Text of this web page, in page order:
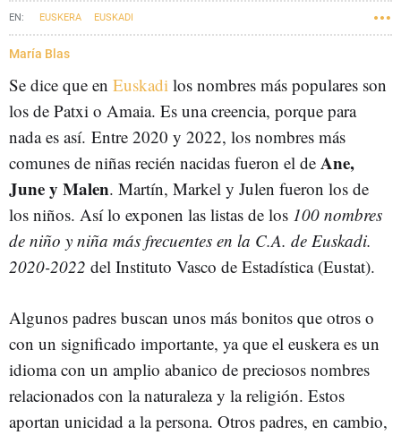
EUSKERA EUSKADI
María Blas
Se dice que en Euskadi los nombres más populares son
los de Patxi o Amaia. Es una creencia, porque para
nada es así. Entre 2020 y 2022, los nombres más
comunes de niñas recién nacidas fueron el de Ane,
June y Malen. Martín, Markel y Julen fueron los de
los niños. Así lo exponen las listas de los 100 nombres
de niño y niña más frecuentes en la C.A. de Euskadi.
2020-2022 del Instituto Vasco de Estadística (Eustat).
Algunos padres buscan unos más bonitos que otros o
con un significado importante, ya que el euskera es un
idioma con un amplio abanico de preciosos nombres
relacionados con la naturaleza y la religión. Estos
aportan unicidad a la persona. Otros padres, en cambio,